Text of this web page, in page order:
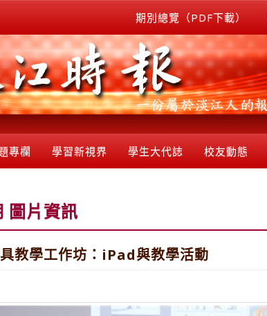
期別總覽（PDF下載）
專欄 學習新視界 學生大代誌 校友動態
圖片資訊
教學工作坊：iPad與教學活動